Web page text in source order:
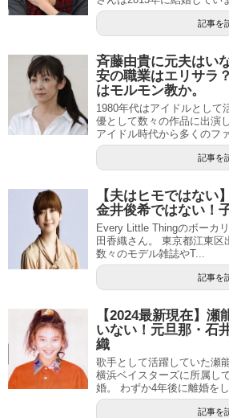
記事を
斉藤由貴に元夫はい
安の職業はエリサラ
はモルモン教か。
1980年代はアイドルとして
優として数々の作品に出演
アイドル時代から多くのフ
記事を
【夫はヒモではない
金井俊希ではない！
Every Little Thingのボーカ
田香織さん。 東京都江東区
数々のモデル雑誌やT...
記事を
【2024最新現在】
いない！元旦那・石
織
歌手として活躍していた瀬
横浜ベイスターズに所属し
婚。 わずか4年後に離婚を
記事を